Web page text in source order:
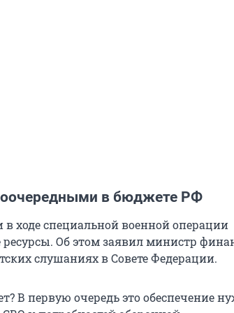
в бюджете РФ
ходе специальной военной операции
Об этом заявил министр
слушаниях в Совете Федерации.
В первую очередь это обеспечение